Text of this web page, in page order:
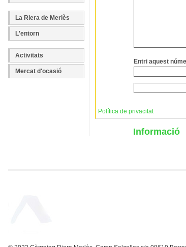
La Riera de Merlès
L'entorn
Activitats
Mercat d'ocasió
Entri aquest
Política de privacitat
Informació